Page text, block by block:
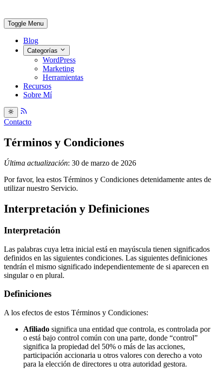
Toggle Menu
Blog
Categorías
WordPress
Marketing
Herramientas
Recursos
Sobre Mí
Contacto
Términos y Condiciones
Última actualización: 30 de marzo de 2026
Por favor, lea estos Términos y Condiciones detenidamente antes de
utilizar nuestro Servicio.
Interpretación y Definiciones
Interpretación
Las palabras cuya letra inicial está en mayúscula tienen significados
definidos en las siguientes condiciones. Las siguientes definiciones
tendrán el mismo significado independientemente de si aparecen en
singular o en plural.
Definiciones
A los efectos de estos Términos y Condiciones:
Afiliado significa una entidad que controla, es controlada por
o está bajo control común con una parte, donde “control”
significa la propiedad del 50% o más de las acciones,
participación accionaria u otros valores con derecho a voto
para la elección de directores u otra autoridad gestora.